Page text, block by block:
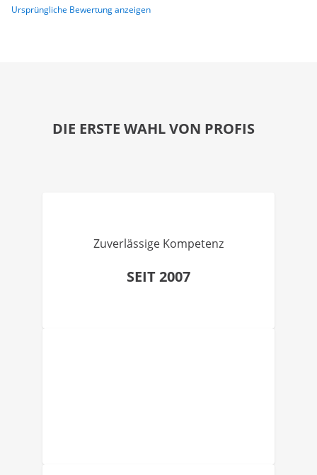
Ursprüngliche Bewertung anzeigen
DIE ERSTE WAHL VON PROFIS
Zuverlässige Kompetenz
SEIT 2007